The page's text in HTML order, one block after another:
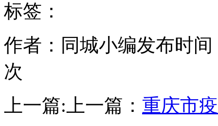
标签：
作者：同城小编发布时间
次
上一篇: 上一篇： 重庆市